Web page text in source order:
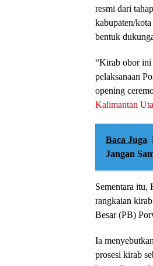
resmi dari
kabupaten/
bentuk
“Kirab obor ini
pelaksanaan
opening
Kalimantan
Baca Juga
Jangan
Sementara itu,
rangkaian
Besar (PB)
Ia
prosesi kirab